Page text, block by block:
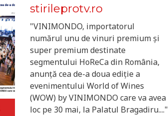
stirileprotv.ro
"VINIMONDO, importatorul
numărul unu de vinuri premium și
super premium destinate
segmentului HoReCa din România,
anunță cea de-a doua ediție a
evenimentului World of Wines
(WOW) by VINIMONDO care va avea
loc pe 30 mai, la Palatul Bragadiru...."